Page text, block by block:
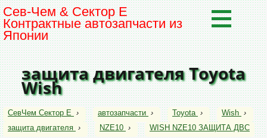
Сев-Чем & Сектор Е
Контрактные автозапчасти из
Японии
защита двигателя Toyota
Wish
СевЧем Сектор Е › автозапчасти › Toyota › Wish ›
защита двигателя › NZE10 › WISH NZE10 ЗАЩИТА ДВС